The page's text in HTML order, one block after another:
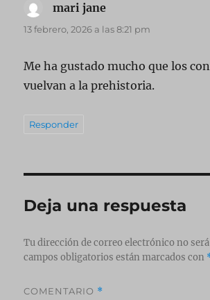
mari jane
13 febrero, 2026 a las 8:21 pm
Me ha gustado mucho que los
vuelvan a la prehistoria.
Responder
Deja una respuesta
Tu dirección de correo electrónico no
campos obligatorios están marcados con
COMENTARIO *